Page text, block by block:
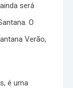
será
O
Verão,
é uma